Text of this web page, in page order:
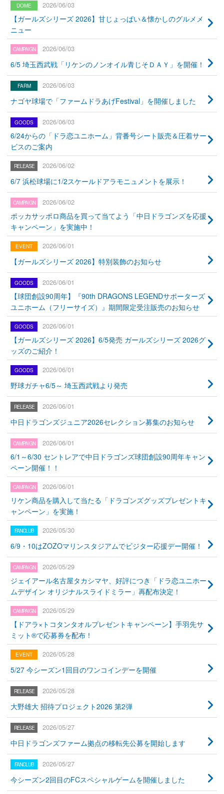
2026/06/03
【ガールズシリーズ 2026】甘じょっぱい＆懐かしのグルメメ
ニュー
2026/06/03
6/5 埼玉西武戦「リケンのノンオイル青じそＤＡＹ」を開催！
2026/06/03
ナゴヤ球場で「ファームドラあげFestival」を開催しました
2026/06/03
6/24からの「ドラ恋ユニホーム」背番号シート販売＆圧着サー
ビスのご案内
2026/06/02
6/7 浜松球場に1/2スケールドアラモニュメントを展示！
2026/06/02
ポッカサッポロ商品を買って当てよう「中日ドラゴンズを応援
キャンペーン」を実施中！
2026/06/01
【ガールズシリーズ 2026】特別装飾のお知らせ
2026/06/01
【球団創設90周年】『90th DRAGONS LEGENDサポーターズ
ユニホーム（フリーサイズ）』期間限定受注販売のお知らせ
2026/06/01
【ガールズシリーズ 2026】6/5発売 ガールズシリーズ 2026グ
ッズのご紹介！
2026/06/01
野球ガチャ6/5～ 埼玉西武戦より発売
2026/06/01
中日ドラゴンズジュニア2026セレクション募集のお知らせ
2026/06/01
6/1～6/30 セントレアで中日ドラゴンズ球団創設90周年キャン
ペーン開催！！
2026/06/01
リケン商品を購入して当たる「ドラゴンズグッズプレゼントキ
ャンペーン」を実施！
2026/05/30
6/9・10はZOZOマリンスタジアムでビジター応援デー開催！
2026/05/29
ジェイアール名古屋タカシマヤ、好評につき「ドラ恋ユニホー
ムデザイン オリジナルスライドミラー」再配布決定！
2026/05/29
【ドアラ×トコタンタオルプレゼントキャンペーン】手羽先サ
ミット®で応募券を配布！
2026/05/28
5/27 今シーズン1回目のワンコインデーを開催
2026/05/28
大野雄大 招待プロジェクト2026 第2弾
2026/05/27
中日ドラゴンズファーム拠点の移転先公募を開始します
2026/05/27
今シーズン2回目のFCスペシャルゲームを開催しました